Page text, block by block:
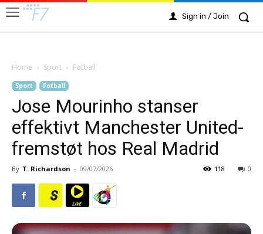
Sign in / Join
Home Sport Fotball
Sport Fotball
Jose Mourinho stanser
effektivt Manchester United-
fremstøt hos Real Madrid
By T. Richardson - 09/07/2026 0
118